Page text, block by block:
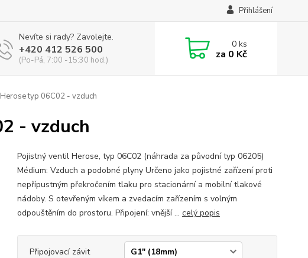
Přihlášení
Nevíte si rady? Zavolejte.
+420 412 526 500
(Po-Pá, 7:00 -15:30 hod.)
0ks
za 0 Kč
typ 06C02 - vzduch
- vzduch
Pojistný ventil Herose, typ 06C02 (náhrada za původní typ 06205)
Médium: Vzduch a podobné plyny Určeno jako pojistné zařízení proti
nepřípustným překročením tlaku pro stacionární a mobilní tlakové
nádoby. S otevřeným víkem a zvedacím zařízením s volným
odpouštěním do prostoru. Připojení: vnější ... celý popis
Připojovací závit